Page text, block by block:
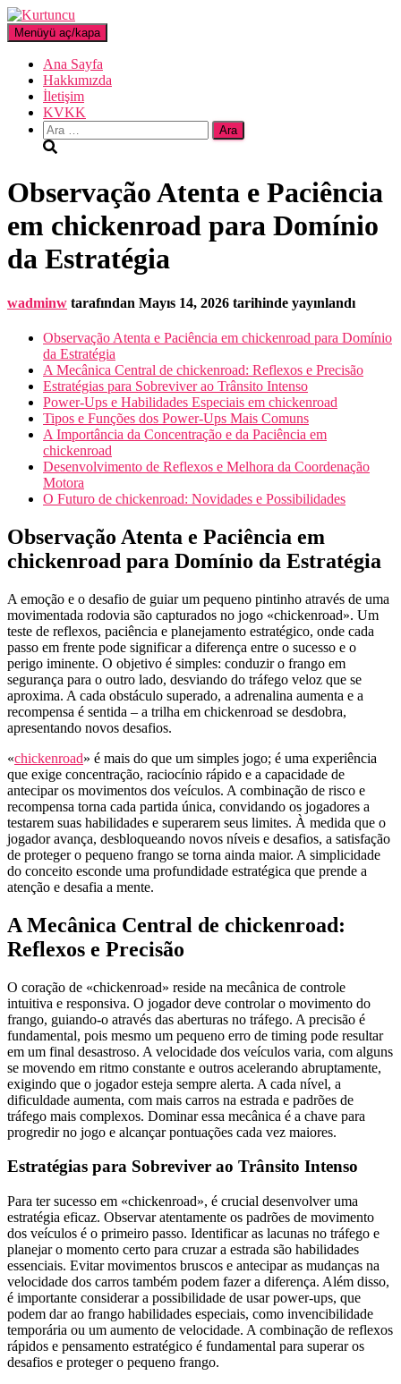
Menüyü aç/kapa
Ana Sayfa
Hakkımızda
İletişim
KVKK
Arama:
Observação Atenta e Paciência
em chickenroad para Domínio
da Estratégia
wadminw tarafından Mayıs 14, 2026 tarihinde yayınlandı
Observação Atenta e Paciência em chickenroad para Domínio
da Estratégia
A Mecânica Central de chickenroad: Reflexos e Precisão
Estratégias para Sobreviver ao Trânsito Intenso
Power-Ups e Habilidades Especiais em chickenroad
Tipos e Funções dos Power-Ups Mais Comuns
A Importância da Concentração e da Paciência em
chickenroad
Desenvolvimento de Reflexos e Melhora da Coordenação
Motora
O Futuro de chickenroad: Novidades e Possibilidades
Observação Atenta e Paciência em
chickenroad para Domínio da Estratégia
A emoção e o desafio de guiar um pequeno pintinho através de uma
movimentada rodovia são capturados no jogo «chickenroad». Um
teste de reflexos, paciência e planejamento estratégico, onde cada
passo em frente pode significar a diferença entre o sucesso e o
perigo iminente. O objetivo é simples: conduzir o frango em
segurança para o outro lado, desviando do tráfego veloz que se
aproxima. A cada obstáculo superado, a adrenalina aumenta e a
recompensa é sentida – a trilha em chickenroad se desdobra,
apresentando novos desafios.
«chickenroad» é mais do que um simples jogo; é uma experiência
que exige concentração, raciocínio rápido e a capacidade de
antecipar os movimentos dos veículos. A combinação de risco e
recompensa torna cada partida única, convidando os jogadores a
testarem suas habilidades e superarem seus limites. À medida que o
jogador avança, desbloqueando novos níveis e desafios, a satisfação
de proteger o pequeno frango se torna ainda maior. A simplicidade
do conceito esconde uma profundidade estratégica que prende a
atenção e desafia a mente.
A Mecânica Central de chickenroad:
Reflexos e Precisão
O coração de «chickenroad» reside na mecânica de controle
intuitiva e responsiva. O jogador deve controlar o movimento do
frango, guiando-o através das aberturas no tráfego. A precisão é
fundamental, pois mesmo um pequeno erro de timing pode resultar
em um final desastroso. A velocidade dos veículos varia, com alguns
se movendo em ritmo constante e outros acelerando abruptamente,
exigindo que o jogador esteja sempre alerta. A cada nível, a
dificuldade aumenta, com mais carros na estrada e padrões de
tráfego mais complexos. Dominar essa mecânica é a chave para
progredir no jogo e alcançar pontuações cada vez maiores.
Estratégias para Sobreviver ao Trânsito Intenso
Para ter sucesso em «chickenroad», é crucial desenvolver uma
estratégia eficaz. Observar atentamente os padrões de movimento
dos veículos é o primeiro passo. Identificar as lacunas no tráfego e
planejar o momento certo para cruzar a estrada são habilidades
essenciais. Evitar movimentos bruscos e antecipar as mudanças na
velocidade dos carros também podem fazer a diferença. Além disso,
é importante considerar a possibilidade de usar power-ups, que
podem dar ao frango habilidades especiais, como invencibilidade
temporária ou um aumento de velocidade. A combinação de reflexos
rápidos e pensamento estratégico é fundamental para superar os
desafios e proteger o pequeno frango.